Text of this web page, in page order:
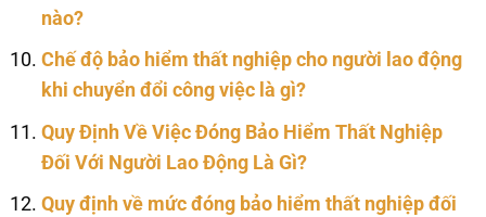
nào?
Chế độ bảo hiểm thất nghiệp cho người lao động
khi chuyển đổi công việc là gì?
Quy Định Về Việc Đóng Bảo Hiểm Thất Nghiệp
Đối Với Người Lao Động Là Gì?
Quy định về mức đóng bảo hiểm thất nghiệp đối